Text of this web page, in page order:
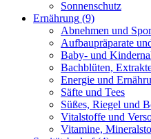
Sonnenschutz
Ernährung (9)
Abnehmen und
Aufbaupräparate
Baby- und
Bachblüten,
Energie und
Säfte und Tees
Süßes, Riegel und
Vitalstoffe und
Vitamine,